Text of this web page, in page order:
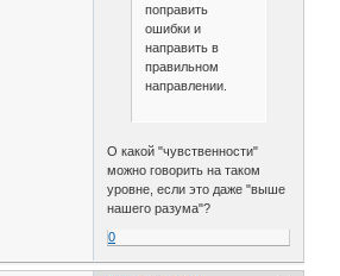
поправить
ошибки и
направить в
правильном
направлении.
О какой "чувственности"
можно говорить на таком
уровне, если это даже "выше
нашего разума"?
0